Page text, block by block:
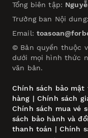
Tổng biên tập:
Trưởng ban Nội dung:
Email:
© Bản quyền thuộc
dưới mọi hình thức
văn bản.
Chính sách bảo
hàng | Chính sách
Chính sách mua vé
sách bảo hành và
thanh toán | Chính